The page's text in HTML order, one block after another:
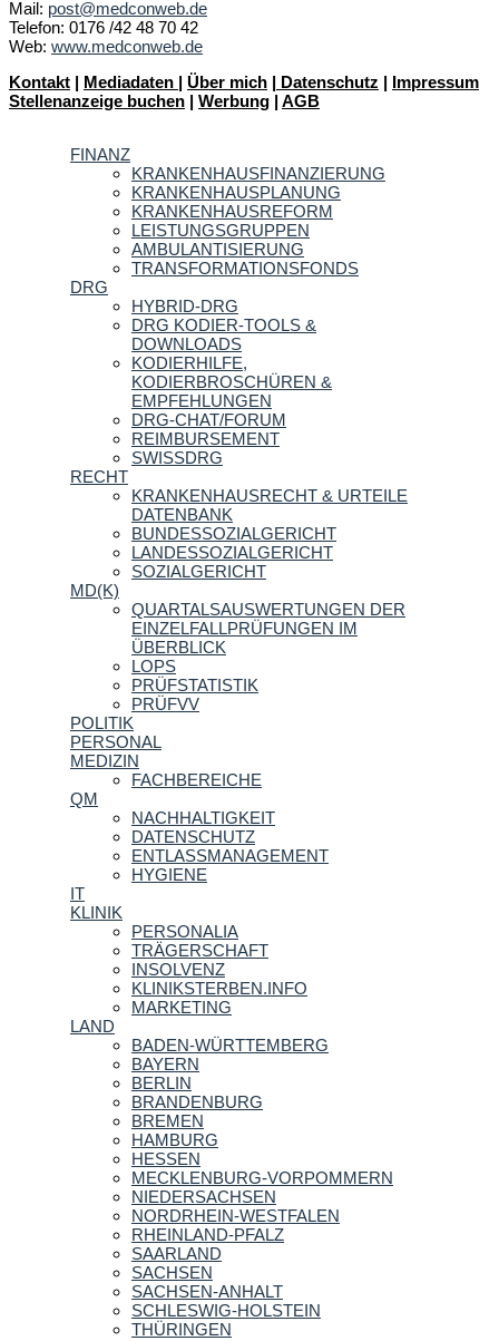
Mail: post@medconweb.de
Telefon: 0176 /42 48 70 42
Web: www.medconweb.de
Kontakt | Mediadaten | Über mich | Datenschutz | Impressum
Stellenanzeige buchen | Werbung | AGB
FINANZ
KRANKENHAUSFINANZIERUNG
KRANKENHAUSPLANUNG
KRANKENHAUSREFORM
LEISTUNGSGRUPPEN
AMBULANTISIERUNG
TRANSFORMATIONSFONDS
DRG
HYBRID-DRG
DRG KODIER-TOOLS &
DOWNLOADS
KODIERHILFE,
KODIERBROSCHÜREN &
EMPFEHLUNGEN
DRG-CHAT/FORUM
REIMBURSEMENT
SWISSDRG
RECHT
KRANKENHAUSRECHT & URTEILE
DATENBANK
BUNDESSOZIALGERICHT
LANDESSOZIALGERICHT
SOZIALGERICHT
MD(K)
QUARTALSAUSWERTUNGEN DER
EINZELFALLPRÜFUNGEN IM
ÜBERBLICK
LOPS
PRÜFSTATISTIK
PRÜFVV
POLITIK
PERSONAL
MEDIZIN
FACHBEREICHE
QM
NACHHALTIGKEIT
DATENSCHUTZ
ENTLASSMANAGEMENT
HYGIENE
IT
KLINIK
PERSONALIA
TRÄGERSCHAFT
INSOLVENZ
KLINIKSTERBEN.INFO
MARKETING
LAND
BADEN-WÜRTTEMBERG
BAYERN
BERLIN
BRANDENBURG
BREMEN
HAMBURG
HESSEN
MECKLENBURG-VORPOMMERN
NIEDERSACHSEN
NORDRHEIN-WESTFALEN
RHEINLAND-PFALZ
SAARLAND
SACHSEN
SACHSEN-ANHALT
SCHLESWIG-HOLSTEIN
THÜRINGEN